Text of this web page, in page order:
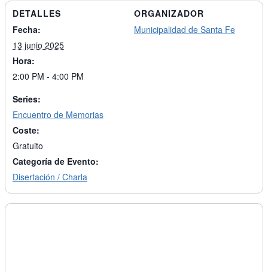
DETALLES
Fecha:
13 junio 2025
Hora:
2:00 PM - 4:00 PM
Series:
Encuentro de Memorias
Coste:
Gratuito
Categoría de Evento:
Disertación / Charla
ORGANIZADOR
Municipalidad de Santa Fe